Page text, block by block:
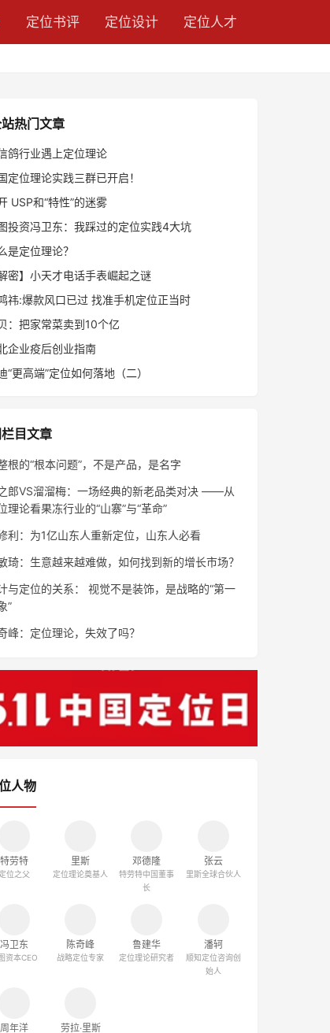
定位书评 定位设计 定位人才
热门文章
鸽行业遇上定位理论
定位理论实践三群已开启！
USP和“特性”的迷雾
投资冯卫东：我踩过的定位实践4大坑
是定位理论？
解密】小天才电话手表崛起之谜
祎:爆款风口已过 找准手机定位正当时
：把家常菜卖到10个亿
企业疫后创业指南
“更高端”定位如何落地（二）
目文章
根的“根本问题”，不是产品，是名字
郎VS溜溜梅：一场经典的新老品类对决 ——从
理论看果冻行业的“山寨”与“革命”
利：为1亿山东人重新定位，山东人必看
琦：生意越来越难做，如何找到新的增长市场？
与定位的关系： 视觉不是装饰，是战略的“第一
”
峰：定位理论，失效了吗？
人物
特劳特
定位之父
里斯
定位理论奠基人
邓德隆
特劳特中国董事
长
张云
里斯全球合伙人
冯卫东
资本CEO
陈奇峰
战略定位专家
鲁建华
定位理论研究者
潘轲
顺知定位咨询创
始人
周年洋 劳拉·里斯